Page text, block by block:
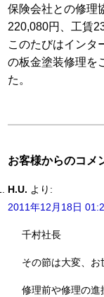
保険会社との修理
220,080円、工賃
このたびはインタ
の板金塗装修理を
た。
お客様からのコメ
H.U. より:
2011年12月18日
千村社長
その節は大変、お
修理前や修理の進